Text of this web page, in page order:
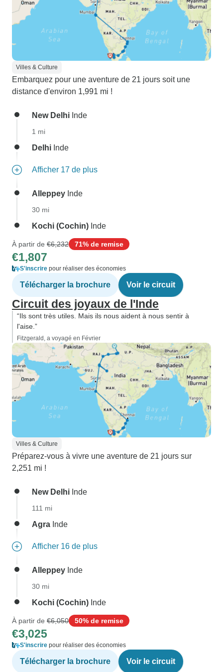
Villes & Culture
Embarquez pour une aventure de 21 jours soit une
distance d'environ 1,991 mi !
New Delhi Inde
1 mi
Delhi Inde
Afficher 17 de plus
Alleppey Inde
30 mi
Kochi (Cochin) Inde
À partir de €6,232 71% de remise
€1,807
S'inscrire pour réaliser des économies
Télécharger la brochure Voir le circuit
Circuit des joyaux de l'Inde
“Ils sont très utiles. Mais ils nous aident à nous sentir à
l'aise.”
Fitzgerald, a voyagé en Février
Villes & Culture
Préparez-vous à vivre une aventure de 21 jours sur
2,251 mi !
New Delhi Inde
111 mi
Agra Inde
Afficher 16 de plus
Alleppey Inde
30 mi
Kochi (Cochin) Inde
À partir de €6,050 50% de remise
€3,025
S'inscrire pour réaliser des économies
Télécharger la brochure Voir le circuit